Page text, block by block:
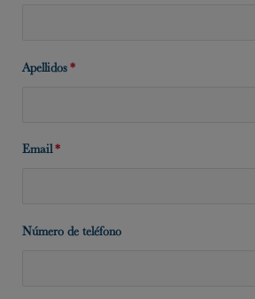
Apellidos*
Email*
Número de teléfono